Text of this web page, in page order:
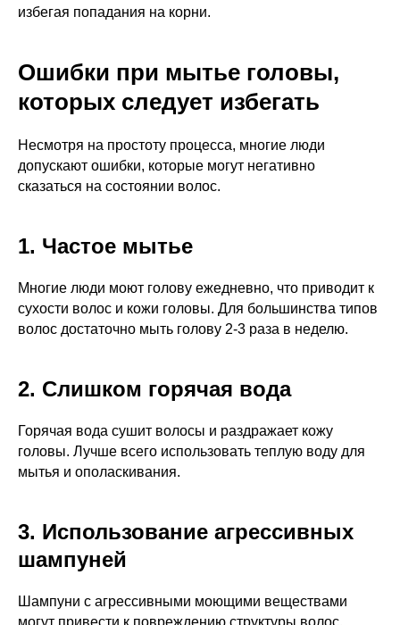
избегая попадания на корни.
Ошибки при мытье головы,
которых следует избегать
Несмотря на простоту процесса, многие люди
допускают ошибки, которые могут негативно
сказаться на состоянии волос.
1. Частое мытье
Многие люди моют голову ежедневно, что приводит к
сухости волос и кожи головы. Для большинства типов
волос достаточно мыть голову 2-3 раза в неделю.
2. Слишком горячая вода
Горячая вода сушит волосы и раздражает кожу
головы. Лучше всего использовать теплую воду для
мытья и ополаскивания.
3. Использование агрессивных
шампуней
Шампуни с агрессивными моющими веществами
могут привести к повреждению структуры волос.